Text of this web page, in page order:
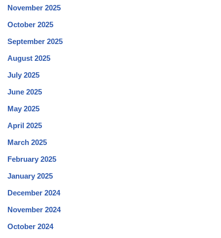
November 2025
October 2025
September 2025
August 2025
July 2025
June 2025
May 2025
April 2025
March 2025
February 2025
January 2025
December 2024
November 2024
October 2024